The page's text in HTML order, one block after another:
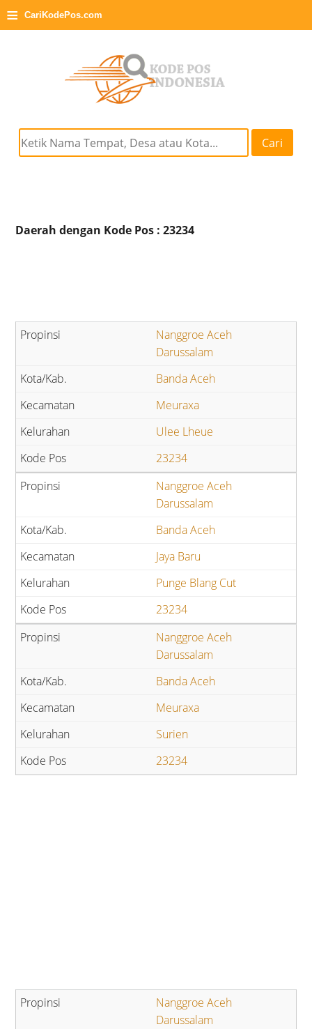
≡ CariKodePos.com
Cari
Daerah dengan Kode Pos : 23234
Nanggroe Aceh
Darussalam
Banda Aceh
Meuraxa
Ulee Lheue
23234
Nanggroe Aceh
Darussalam
Banda Aceh
Jaya Baru
Punge Blang Cut
23234
Nanggroe Aceh
Darussalam
Banda Aceh
Meuraxa
Surien
23234
Nanggroe Aceh
Darussalam